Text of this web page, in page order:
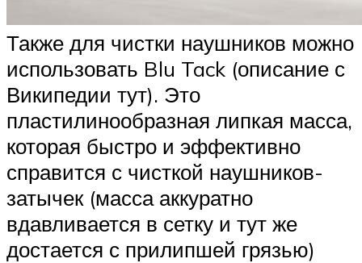
Также для чистки наушников можно
использовать Blu Tack (описание с
Википедии тут). Это
пластилинообразная липкая масса,
которая быстро и эффективно
справится с чисткой наушников-
затычек (масса аккуратно
вдавливается в сетку и тут же
достается с прилипшей грязью)